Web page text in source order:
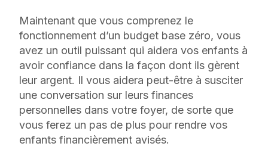
Maintenant que vous comprenez le
fonctionnement d’un budget base zéro, vous
avez un outil puissant qui aidera vos enfants à
avoir confiance dans la façon dont ils gèrent
leur argent. Il vous aidera peut-être à susciter
une conversation sur leurs finances
personnelles dans votre foyer, de sorte que
vous ferez un pas de plus pour rendre vos
enfants financièrement avisés.